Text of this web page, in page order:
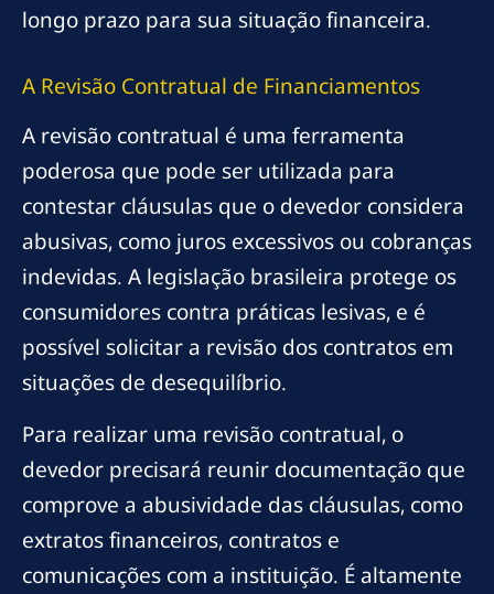
longo prazo para sua situação financeira.
A Revisão Contratual de Financiamentos
A revisão contratual é uma ferramenta
poderosa que pode ser utilizada para
contestar cláusulas que o devedor considera
abusivas, como juros excessivos ou cobranças
indevidas. A legislação brasileira protege os
consumidores contra práticas lesivas, e é
possível solicitar a revisão dos contratos em
situações de desequilíbrio.
Para realizar uma revisão contratual, o
devedor precisará reunir documentação que
comprove a abusividade das cláusulas, como
extratos financeiros, contratos e
comunicações com a instituição. É altamente